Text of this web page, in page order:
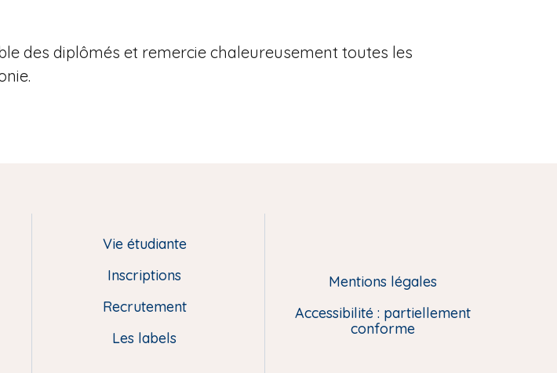
des diplômés et remercie chaleureusement toutes les
Vie étudiante
Inscriptions
Recrutement
Les labels
Mentions légales
Accessibilité : partiellement
conforme